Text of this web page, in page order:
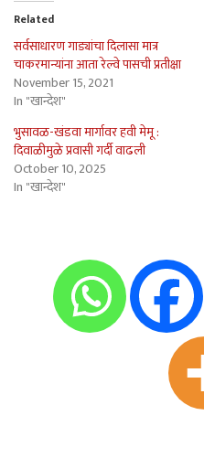
Related
सर्वसाधारण गाड्यांचा दिलासा मात्र
चाकरमान्यांना आता रेल्वे पासची प्रतीक्षा
November 15, 2021
In "खान्देश"
भुसावळ-खंडवा मार्गावर हवी मेमू :
दिवाळीमुळे प्रवासी गर्दी वाढली
October 10, 2025
In "खान्देश"